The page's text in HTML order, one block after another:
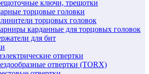
ключи, трещотки
торцовые головки
торцовых головок
карданные для торцовых головок
для бит
отвертки
отвертки (TORX)